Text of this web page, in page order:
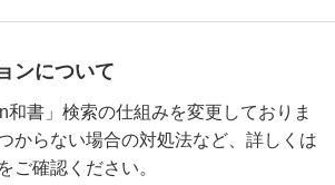
ンについて
和書」検索の仕組みを変更しておりま
からない場合の対処法など、詳しくは
をご確認ください。